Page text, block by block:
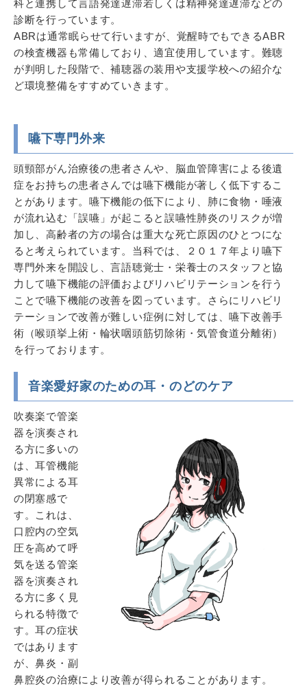
科と連携して言語発達遅滞若しくは精神発達遅滞などの
診断を行っています。
ABRは通常眠らせて行いますが、覚醒時でもできるABR
の検査機器も常備しており、適宜使用しています。難聴
が判明した段階で、補聴器の装用や支援学校への紹介な
ど環境整備をすすめていきます。
嚥下専門外来
頭頸部がん治療後の患者さんや、脳血管障害による後遺
症をお持ちの患者さんでは嚥下機能が著しく低下するこ
とがあります。嚥下機能の低下により、肺に食物・唾液
が流れ込む「誤嚥」が起こると誤嚥性肺炎のリスクが増
加し、高齢者の方の場合は重大な死亡原因のひとつにな
ると考えられています。当科では、２０１７年より嚥下
専門外来を開設し、言語聴覚士・栄養士のスタッフと協
力して嚥下機能の評価およびリハビリテーションを行う
ことで嚥下機能の改善を図っています。さらにリハビリ
テーションで改善が難しい症例に対しては、嚥下改善手
術（喉頭挙上術・輪状咽頭筋切除術・気管食道分離術）
を行っております。
音楽愛好家のための耳・のどのケア
吹奏楽で管楽
器を演奏され
る方に多いの
は、耳管機能
異常による耳
の閉塞感で
す。これは、
口腔内の空気
圧を高めて呼
気を送る管楽
器を演奏され
る方に多く見
られる特徴で
す。耳の症状
ではあります
が、鼻炎・副
鼻腔炎の治療により改善が得られることがあります。